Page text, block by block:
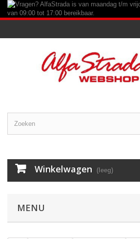
Winkelwagen (leeg)
MENU